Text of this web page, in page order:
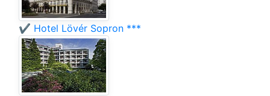
✔️ Hotel Lövér Sopron ***